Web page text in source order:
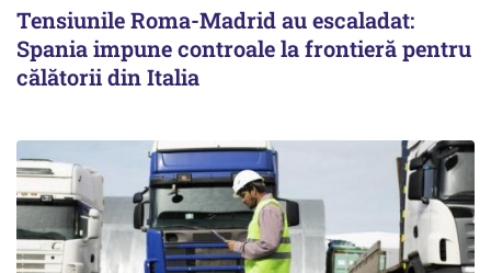
Tensiunile Roma-Madrid au escaladat:
Spania impune controale la frontieră pentru
călătorii din Italia